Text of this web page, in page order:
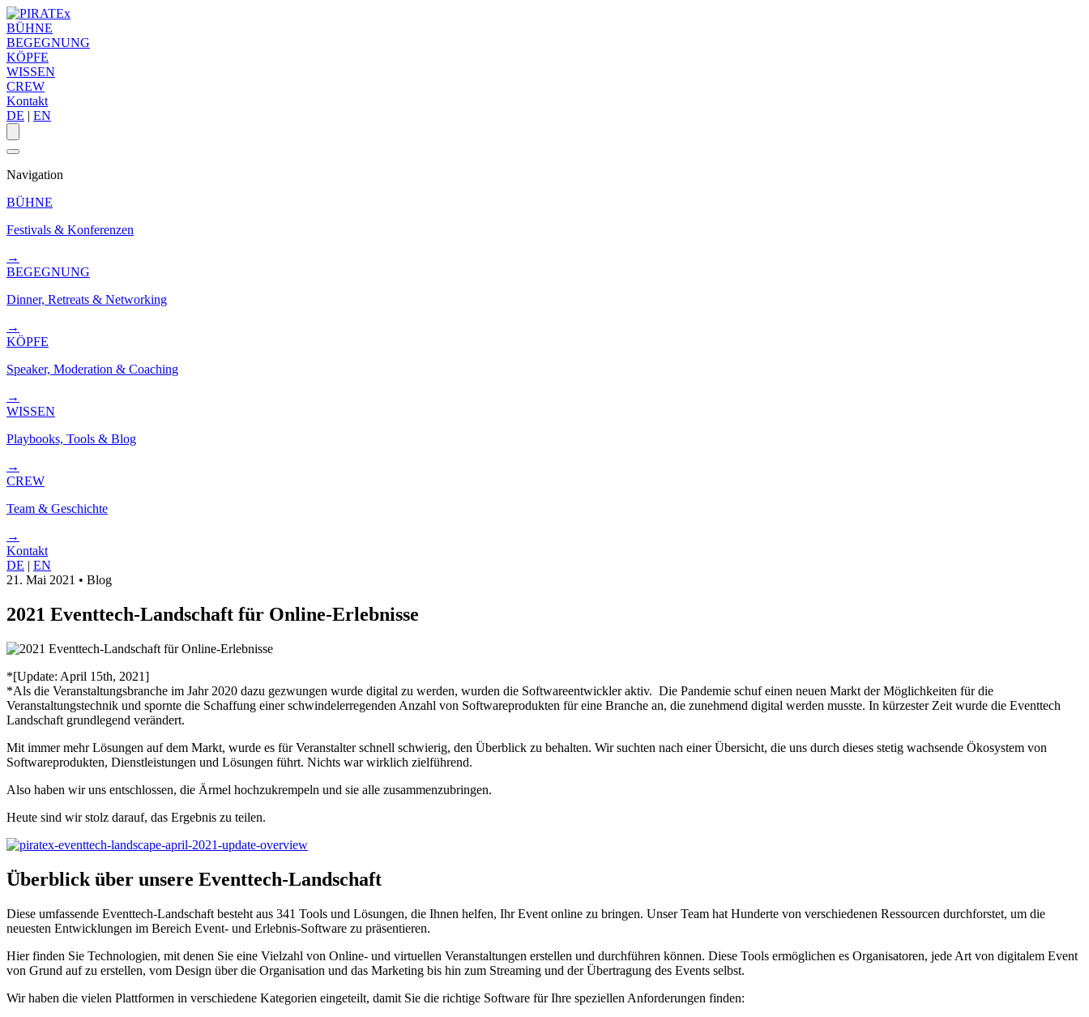
BÜHNE
BEGEGNUNG
KÖPFE
WISSEN
CREW
Kontakt
DE | EN
Navigation
BÜHNE
Festivals & Konferenzen
→
BEGEGNUNG
Dinner, Retreats & Networking
→
KÖPFE
Speaker, Moderation & Coaching
→
WISSEN
Playbooks, Tools & Blog
→
CREW
Team & Geschichte
→
Kontakt
DE | EN
21. Mai 2021 • Blog
2021 Eventtech-Landschaft für Online-Erlebnisse
*[Update: April 15th, 2021]
*Als die Veranstaltungsbranche im Jahr 2020 dazu gezwungen wurde digital zu werden, wurden die Softwareentwickler aktiv. Die Pandemie schuf einen neuen Markt der Möglichkeiten für die
Veranstaltungstechnik und spornte die Schaffung einer schwindelerregenden Anzahl von Softwareprodukten für eine Branche an, die zunehmend digital werden musste. In kürzester Zeit wurde die Eventtech
Landschaft grundlegend verändert.
Mit immer mehr Lösungen auf dem Markt, wurde es für Veranstalter schnell schwierig, den Überblick zu behalten. Wir suchten nach einer Übersicht, die uns durch dieses stetig wachsende Ökosystem von
Softwareprodukten, Dienstleistungen und Lösungen führt. Nichts war wirklich zielführend.
Also haben wir uns entschlossen, die Ärmel hochzukrempeln und sie alle zusammenzubringen.
Heute sind wir stolz darauf, das Ergebnis zu teilen.
Überblick über unsere Eventtech-Landschaft
Diese umfassende Eventtech-Landschaft besteht aus 341 Tools und Lösungen, die Ihnen helfen, Ihr Event online zu bringen. Unser Team hat Hunderte von verschiedenen Ressourcen durchforstet, um die
neuesten Entwicklungen im Bereich Event- und Erlebnis-Software zu präsentieren.
Hier finden Sie Technologien, mit denen Sie eine Vielzahl von Online- und virtuellen Veranstaltungen erstellen und durchführen können. Diese Tools ermöglichen es Organisatoren, jede Art von digitalem Event
von Grund auf zu erstellen, vom Design über die Organisation und das Marketing bis hin zum Streaming und der Übertragung des Events selbst.
Wir haben die vielen Plattformen in verschiedene Kategorien eingeteilt, damit Sie die richtige Software für Ihre speziellen Anforderungen finden: